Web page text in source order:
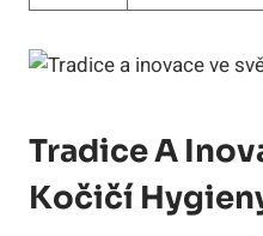
Tradice A
Kočičí